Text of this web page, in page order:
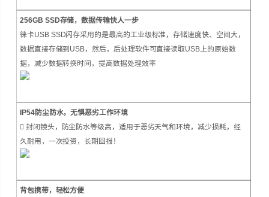
256GB SSD存储，数据传输快人一步
徕卡USB SSD闪存采用的是最高的工业级标准，存储速度快、空间大，
数据直接存储到USB，然后，后处理软件可直接读取USB上的原始数
据，减少数据转换时间，提高数据处理效率
IP54防尘防水，无惧恶劣工作环境
 封闭镜头，防尘防水等级高，适用于恶劣天气和环境，减少损耗，经
久耐用，一次投资，长期回报！
背包携带，轻松方便